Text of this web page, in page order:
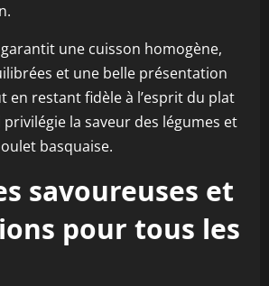
une cuisson homogène,
et une belle présentation
en restant fidèle à l’esprit du plat
la saveur des légumes et
basquaise.
savoureuses et
pour tous les